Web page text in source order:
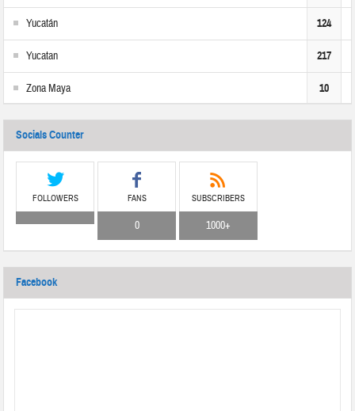
Yucatán 124
Yucatan 217
Zona Maya 10
Socials Counter
FOLLOWERS FANS
0
SUBSCRIBERS
1000+
Facebook